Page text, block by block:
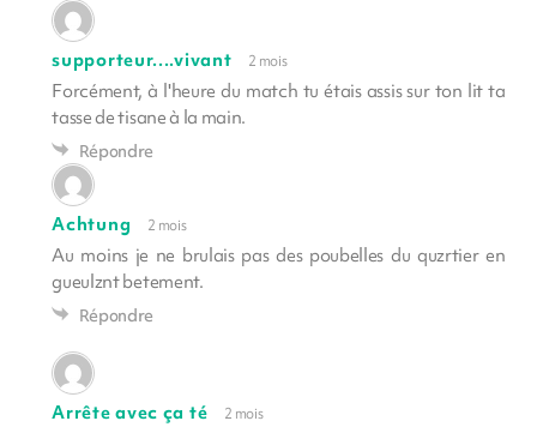
supporteur....vivant 2 mois
Forcément, à l'heure du match tu étais assis sur ton lit ta
tasse de tisane à la main.
Répondre
Achtung 2 mois
Au moins je ne brulais pas des poubelles du quzrtier en
gueulznt betement.
Répondre
Arrête avec ça té 2 mois